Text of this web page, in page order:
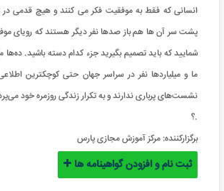
انسانی که فقط به موفقیت فکر می کنند و هیچ قدمی در
پشت سر آن ها هم باز صدها نفر دیگر هستند که رویای
شمایید که باید تصمیم بگیرید جزء کدام دسته باشید. ده‌ها
ما و میلیاردها نفر در سراسر جهان حتی کوچکترین
نشست‌های پرباری ندارند و به تکرار زندگی روزمره خود
.؟
برگزارکننده: مرکز آموزش مجازی پارس
ثبت نام و افزودن گواهینامه ها